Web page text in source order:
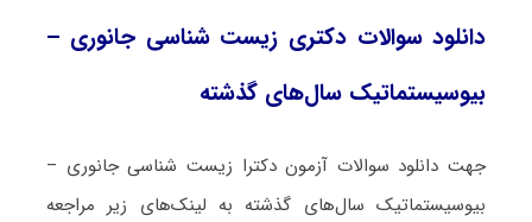
دانلود سوالات دکتری زیست‌ شناسی جانوری –
بیوسیستماتیک سال‌های گذشته
جهت دانلود سوالات آزمون دکترا زیست‌ شناسی جانوری –
بیوسیستماتیک سال‌های گذشته به لینک‌های زیر مراجعه